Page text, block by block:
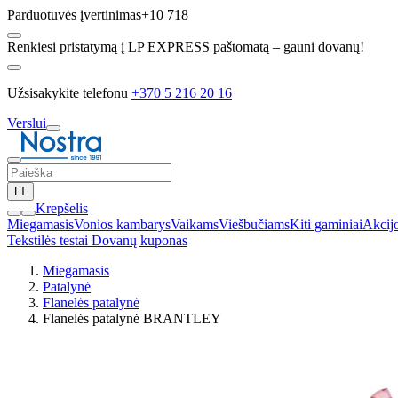
Parduotuvės įvertinimas+10 718
Renkiesi pristatymą į LP EXPRESS paštomatą – gauni dovanų!
Užsisakykite telefonu +370 5 216 20 16
Verslui
LT
Krepšelis
MiegamasisVonios kambarysVaikamsViešbučiamsKiti gaminiai
Tekstilės testai Dovanų kuponas
Miegamasis
Patalynė
Flanelės patalynė
Flanelės patalynė BRANTLEY